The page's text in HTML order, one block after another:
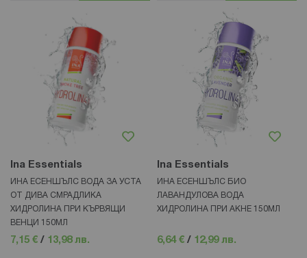
Ina Essentials
ИНА ЕСЕНШЪЛС ВОДА ЗА УСТА
ОТ ДИВА СМРАДЛИКА
ХИДРОЛИНА ПРИ КЪРВЯЩИ
ВЕНЦИ 150МЛ
7,15 € / 13,98 лв.
Ina Essentials
ИНА ЕСЕНШЪЛС БИО
ЛАВАНДУЛОВА ВОДА
ХИДРОЛИНА ПРИ АКНЕ 150МЛ
6,64 € / 12,99 лв.